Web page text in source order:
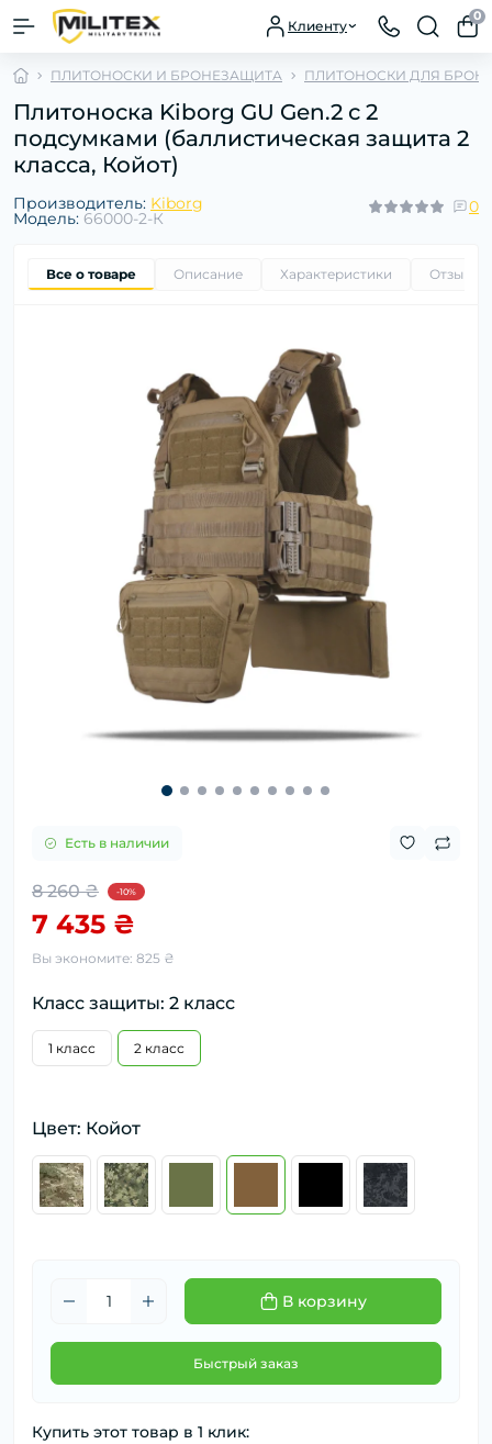
Клиенту
0
ПЛИТОНОСКИ И БРОНЕЗАЩИТА ПЛИТОНОСКИ ДЛЯ
Плитоноска Kiborg GU Gen.2 с 2
подсумками (баллистическая защита 2
класса, Койот)
Производитель: Kiborg
Модель: 66000-2-К
0
Все о товаре Описание Характеристики Отзывы
Есть в наличии
8 260 ₴ -10%
7 435 ₴
Вы экономите: 825 ₴
Класс защиты: 2 класс
1 класс 2 класс
Цвет: Койот
В корзину
Быстрый заказ
Купить этот товар в 1 клик: